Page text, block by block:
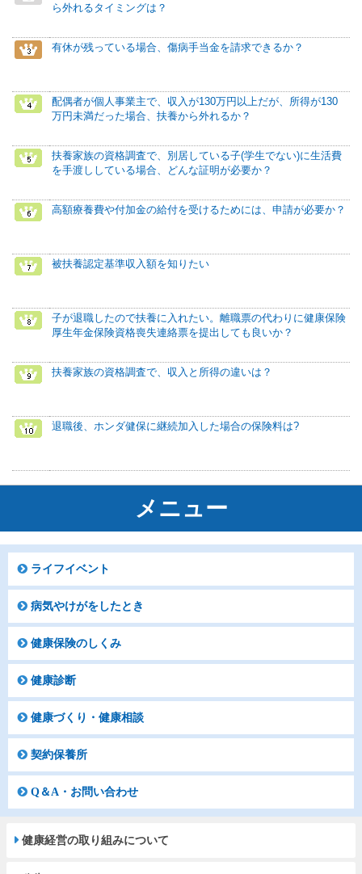
ら外れるタイミングは？
有休が残っている場合、傷病手当金を請求できるか？
配偶者が個人事業主で、収入が130万円以上だが、所得が130
万円未満だった場合、扶養から外れるか？
扶養家族の資格調査で、別居している子(学生でない)に生活費
を手渡ししている場合、どんな証明が必要か？
高額療養費や付加金の給付を受けるためには、申請が必要か？
被扶養認定基準収入額を知りたい
子が退職したので扶養に入れたい。離職票の代わりに健康保険
厚生年金保険資格喪失連絡票を提出しても良いか？
扶養家族の資格調査で、収入と所得の違いは？
退職後、ホンダ健保に継続加入した場合の保険料は?
メニュー
ライフイベント
病気やけがをしたとき
健康保険のしくみ
健康診断
健康づくり・健康相談
契約保養所
Q＆A・お問い合わせ
健康経営の取り組みについて